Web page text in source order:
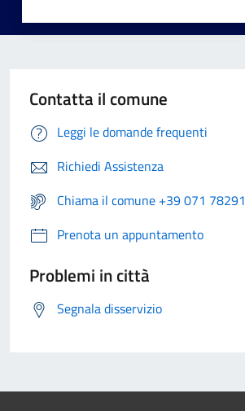
Contatta il comune
Leggi le domande frequenti
Richiedi Assistenza
Chiama il comune +39 071 78291
Prenota un appuntamento
Problemi in città
Segnala disservizio